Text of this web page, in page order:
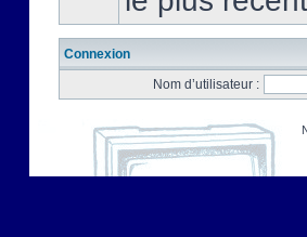
Connexion
Nom d’utilisateur :